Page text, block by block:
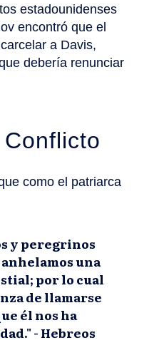
estadounidenses
encontró que el
a Davis,
debería renunciar
como el patriarca
y peregrinos
una
por lo cual
de llamarse
él nos ha
- Hebreos